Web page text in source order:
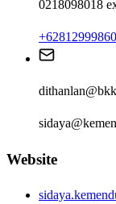
0218098018
Website